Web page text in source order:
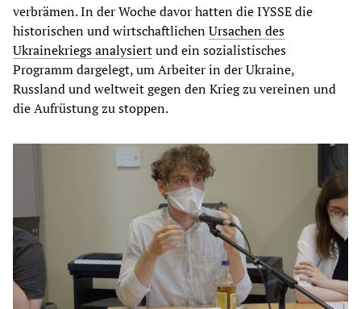
verbrämen. In der Woche davor hatten die IYSSE die
historischen und wirtschaftlichenUrsachen des
Ukrainekriegs analysiertund ein sozialistisches
Programm dargelegt, um Arbeiter in der Ukraine,
Russland und weltweit gegen den Krieg zu vereinen und
die Aufrüstung zu stoppen.